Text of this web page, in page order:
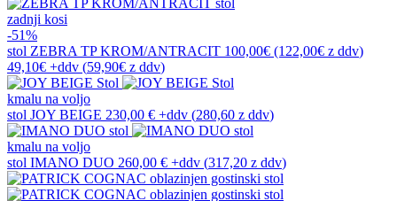
zadnji kosi
-51%
stol ZEBRA TP KROM/ANTRACIT 100,00€ (122,00€ z ddv)
49,10€ +ddv (59,90€ z ddv)
kmalu na voljo
stol JOY BEIGE 230,00 € +ddv (280,60 z ddv)
kmalu na voljo
stol IMANO DUO 260,00 € +ddv (317,20 z ddv)